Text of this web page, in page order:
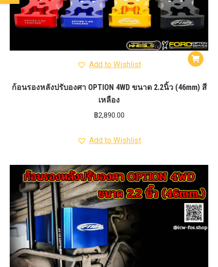
Add to Wishlist
ก้อนรองหลังปรับองศา OPTION 4WD ขนาด 2.2นิ้ว (46mm) สี
เหลือง
฿2,890.00
Add to Wishlist